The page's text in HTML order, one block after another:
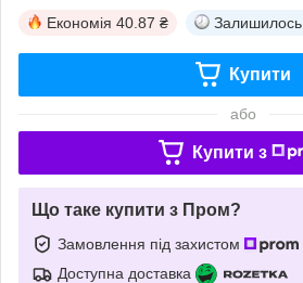
Економія 40.87 ₴ Залишилось
Купити
або
Купити з
Що таке купити з Пром?
Замовлення під захистом
Доступна доставка